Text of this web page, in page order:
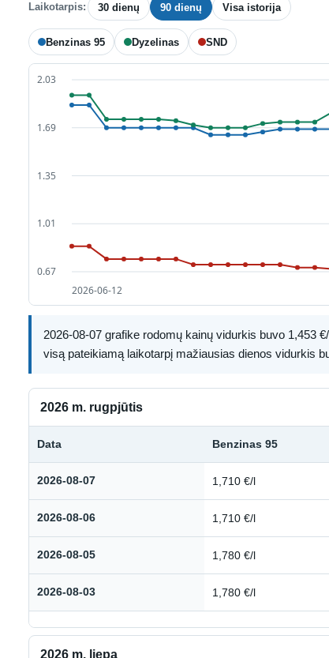
Laikotarpis: 30 dienų 90 dienų Visa istorija
Benzinas 95 Dyzelinas SND
2026-08-07 grafike rodomų kainų vidurkis buvo 1,453
visą pateikiamą laikotarpį mažiausias dienos vidurkis
2026 m. rugpjūtis
Kuro kainų istorija: 2026 m. rugpjūtis
Data Benzinas 95
2026-08-07 1,710 €/l
2026-08-06 1,710 €/l
2026-08-05 1,780 €/l
2026-08-03 1,780 €/l
2026 m. liepa